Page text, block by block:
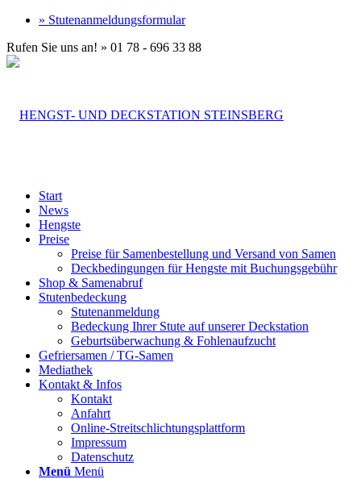
» Stutenanmeldungsformular
Rufen Sie uns an! » 01 78 - 696 33 88
Start
News
Hengste
Preise
Preise für Samenbestellung und Versand von Samen
Deckbedingungen für Hengste mit Buchungsgebühr
Shop & Samenabruf
Stutenbedeckung
Stutenanmeldung
Bedeckung Ihrer Stute auf unserer Deckstation
Geburtsüberwachung & Fohlenaufzucht
Gefriersamen / TG-Samen
Mediathek
Kontakt & Infos
Kontakt
Anfahrt
Online-Streitschlichtungsplattform
Impressum
Datenschutz
Menü Menü